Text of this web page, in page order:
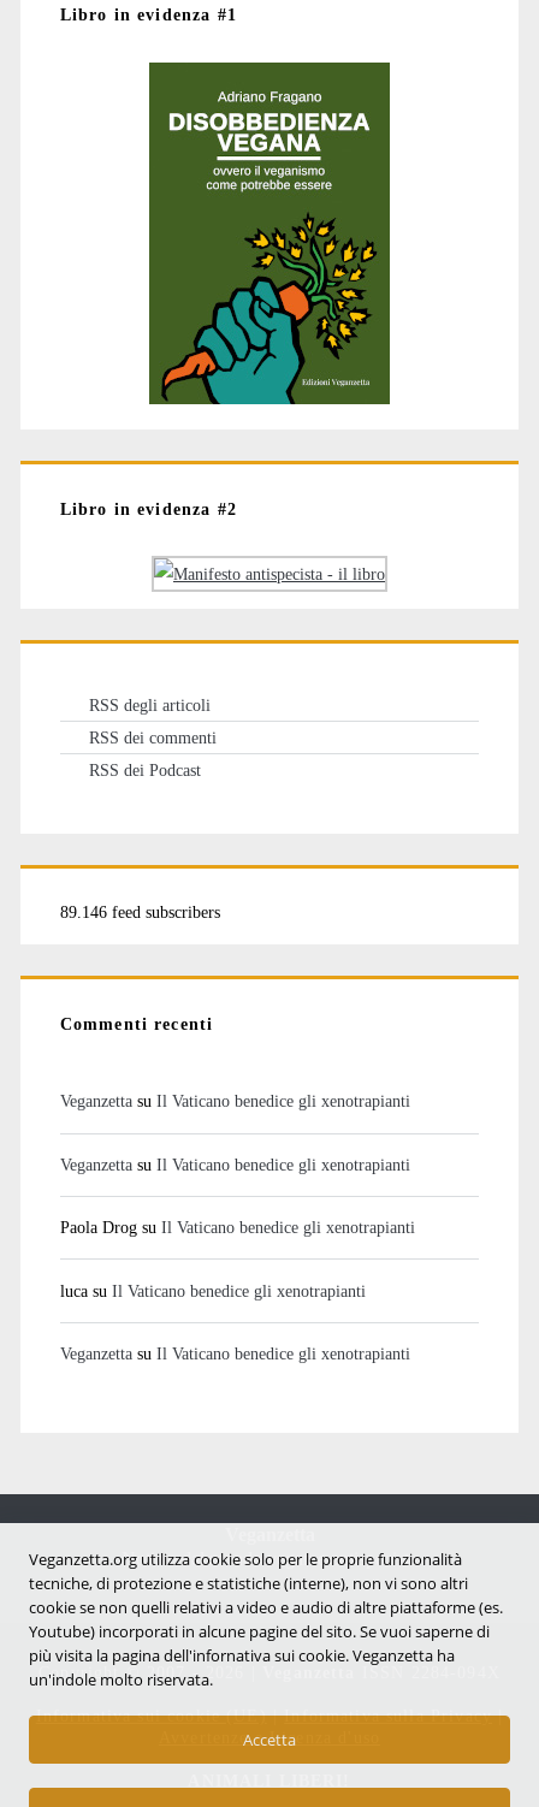
Libro in evidenza #1
Libro in evidenza #2
RSS degli articoli
RSS dei commenti
RSS dei Podcast
89.146 feed subscribers
Commenti recenti
Veganzettasu Il Vaticano benedice gli xenotrapianti
Veganzettasu Il Vaticano benedice gli xenotrapianti
Paola Drogsu Il Vaticano benedice gli xenotrapianti
lucasu Il Vaticano benedice gli xenotrapianti
Veganzettasu Il Vaticano benedice gli xenotrapianti
Notizie dal mondo vegan e antispecista
Copyright © 2007 - 2026 |
Informativa sui cookie (UE)|Informativa sulla Privacy|
Avvertenze e Licenza d'uso
Veganzetta.org utilizza cookie solo per le proprie funzionalità
tecniche, di protezione e statistiche (interne), non vi sono altri
cookie se non quelli relativi a video e audio di altre piattaforme (es.
Youtube) incorporati in alcune pagine del sito. Se vuoi saperne di
più visita la pagina dell'infornativa sui cookie. Veganzetta ha
un'indole molto riservata.
Accetta